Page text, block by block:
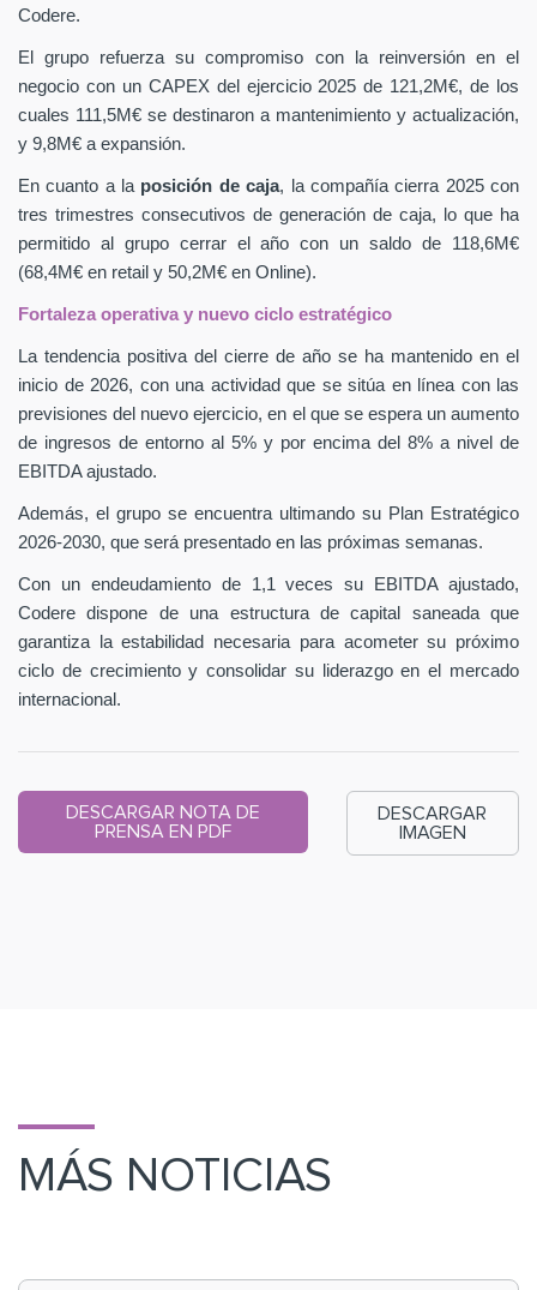
Codere.
El grupo refuerza su compromiso con la reinversión en el
negocio con un CAPEX del ejercicio 2025 de 121,2M€, de los
cuales 111,5M€ se destinaron a mantenimiento y actualización,
y 9,8M€ a expansión.
En cuanto a la posición de caja, la compañía cierra 2025 con
tres trimestres consecutivos de generación de caja, lo que ha
permitido al grupo cerrar el año con un saldo de 118,6M€
(68,4M€ en retail y 50,2M€ en Online).
Fortaleza operativa y nuevo ciclo estratégico
La tendencia positiva del cierre de año se ha mantenido en el
inicio de 2026, con una actividad que se sitúa en línea con las
previsiones del nuevo ejercicio, en el que se espera un aumento
de ingresos de entorno al 5% y por encima del 8% a nivel de
EBITDA ajustado.
Además, el grupo se encuentra ultimando su Plan Estratégico
2026-2030, que será presentado en las próximas semanas.
Con un endeudamiento de 1,1 veces su EBITDA ajustado,
Codere dispone de una estructura de capital saneada que
garantiza la estabilidad necesaria para acometer su próximo
ciclo de crecimiento y consolidar su liderazgo en el mercado
internacional.
DESCARGAR NOTA DE
PRENSA EN PDF
DESCARGAR
IMAGEN
MÁS NOTICIAS